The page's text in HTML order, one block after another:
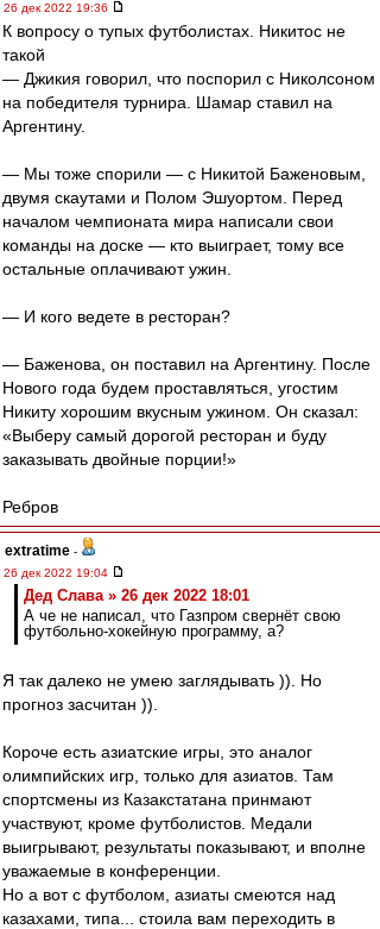
26 дек 2022 19:36
К вопросу о тупых футболистах. Никитос не
такой
— Джикия говорил, что поспорил с Николсоном
на победителя турнира. Шамар ставил на
Аргентину.
— Мы тоже спорили — с Никитой Баженовым,
двумя скаутами и Полом Эшуортом. Перед
началом чемпионата мира написали свои
команды на доске — кто выиграет, тому все
остальные оплачивают ужин.
— И кого ведете в ресторан?
— Баженова, он поставил на Аргентину. После
Нового года будем проставляться, угостим
Никиту хорошим вкусным ужином. Он сказал:
«Выберу самый дорогой ресторан и буду
заказывать двойные порции!»
Ребров
extratime -
26 дек 2022 19:04
Дед Слава » 26 дек 2022 18:01
А че не написал, что Газпром свернёт свою
футбольно-хокейную программу, а?
Я так далеко не умею заглядывать )). Но
прогноз засчитан )).
Короче есть азиатские игры, это аналог
олимпийских игр, только для азиатов. Там
спортсмены из Казакстатана принмают
участвуют, кроме футболистов. Медали
выигрывают, результаты показывают, и вполне
уважаемые в конференции.
Но а вот с футболом, азиаты смеются над
казахами, типа... стоила вам переходить в